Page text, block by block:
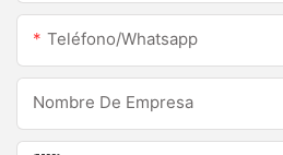
Teléfono/whatsapp
Nombre De Empresa